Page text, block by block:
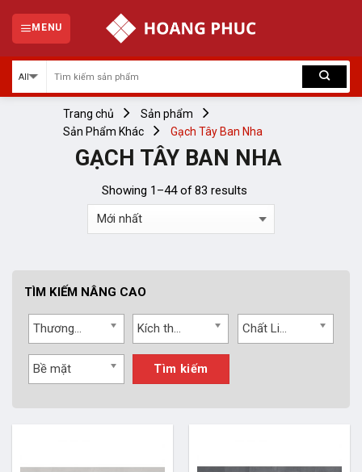
content
MENU
GẠCH TÂY BAN NHA
Trang chủ
Sản phẩm
Sản Phẩm Khác
Gạch Tây Ban Nha
Showing 1–44 of 83 results
TÌM KIẾM NÂNG CAO
Bề mặt Tìm kiếm